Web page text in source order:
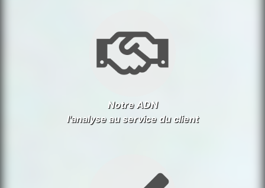
Notre ADN
l'analyse au service du client